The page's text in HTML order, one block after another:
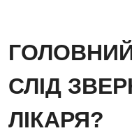
СЛІД
ЛІКАРЯ?